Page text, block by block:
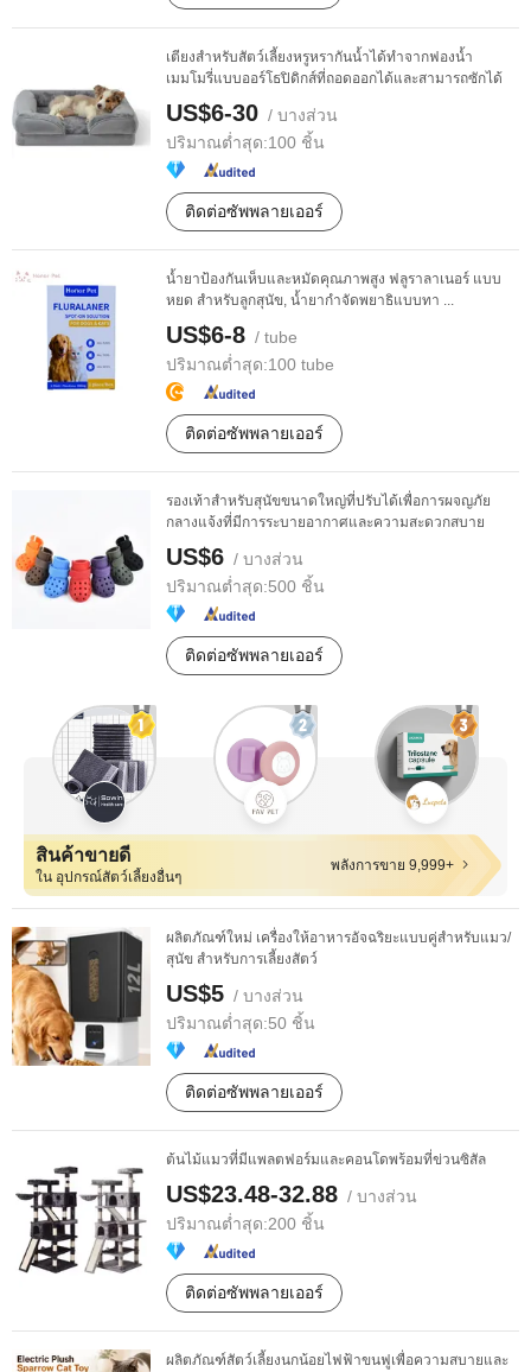
เตียงสำหรับสัตว์เลี้ยงหรูหรากันน้ำได้ทำจากฟองน้ำ
เมมโมรี่แบบออร์โธปิดิกส์ที่ถอดออกได้และสามารถซักได้
US$6-30 / บางส่วน
ปริมาณต่ำสุด:100 ชิ้น
ติดต่อซัพพลายเออร์
น้ำยาป้องกันเห็บและหมัดคุณภาพสูง ฟลูราลาเนอร์ แบบ
หยด สำหรับลูกสุนัข, น้ำยากำจัดพยาธิแบบทา ...
US$6-8 / tube
ปริมาณต่ำสุด:100 tube
ติดต่อซัพพลายเออร์
รองเท้าสำหรับสุนัขขนาดใหญ่ที่ปรับได้เพื่อการผจญภัย
กลางแจ้งที่มีการระบายอากาศและความสะดวกสบาย
US$6 / บางส่วน
ปริมาณต่ำสุด:500 ชิ้น
ติดต่อซัพพลายเออร์
สินค้าขายดี
ใน อุปกรณ์สัตว์เลี้ยงอื่นๆ
พลังการขาย 9,999+
ผลิตภัณฑ์ใหม่ เครื่องให้อาหารอัจฉริยะแบบคู่สำหรับแมว/
สุนัข สำหรับการเลี้ยงสัตว์
US$5 / บางส่วน
ปริมาณต่ำสุด:50 ชิ้น
ติดต่อซัพพลายเออร์
ต้นไม้แมวที่มีแพลตฟอร์มและคอนโดพร้อมที่ข่วนซิสัล
US$23.48-32.88 / บางส่วน
ปริมาณต่ำสุด:200 ชิ้น
ติดต่อซัพพลายเออร์
ผลิตภัณฑ์สัตว์เลี้ยงนกน้อยไฟฟ้าขนฟูเพื่อความสบายและ